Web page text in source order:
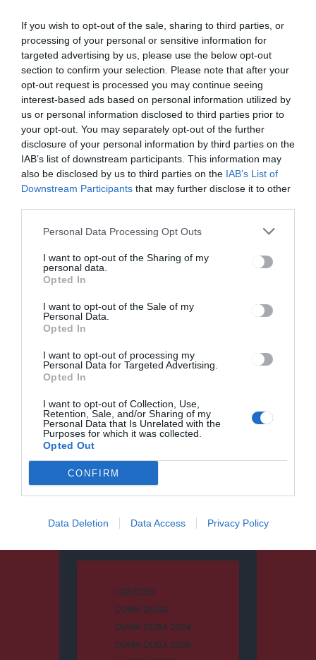
If you wish to opt-out of the sale, sharing to third parties, or
processing of your personal or sensitive information for
targeted advertising by us, please use the below opt-out
section to confirm your selection. Please note that after your
opt-out request is processed you may continue seeing
interest-based ads based on personal information utilized by
us or personal information disclosed to third parties prior to
your opt-out. You may separately opt-out of the further
disclosure of your personal information by third parties on the
IAB’s list of downstream participants. This information may
also be disclosed by us to third parties on the IAB’s List of
Downstream Participants that may further disclose it to other
Personal Data Processing Opt Outs
I want to opt-out of the Sharing of my
personal data.
Opted In
I want to opt-out of the Sale of my
Personal Data.
Opted In
I want to opt-out of processing my
Personal Data for Targeted Advertising.
Opted In
I want to opt-out of Collection, Use,
Retention, Sale, and/or Sharing of my
Personal Data that Is Unrelated with the
Purposes for which it was collected.
Opted Out
CONFIRM
Data Deletion Data Access Privacy Policy
CSÍKSZÉK GYERGYÓSZÉK HÁROMSZÉK
MAROSSZÉK
Új eljárás alapján kérhető az
influenza elleni védőoltás
GYERGYÓSZÉK
Tüzet is okozhat az
elhanyagolt kémény
Keresés
Kategóriák
CSÍKSZÉK
DUMA DUBA
DUMA DUBA 2024
DUMA DUBA 2026